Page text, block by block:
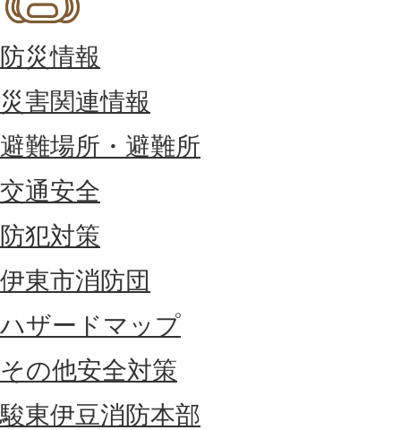
防災情報
災害関連情報
避難場所・避難所
交通安全
防犯対策
伊東市消防団
ハザードマップ
その他安全対策
駿東伊豆消防本部